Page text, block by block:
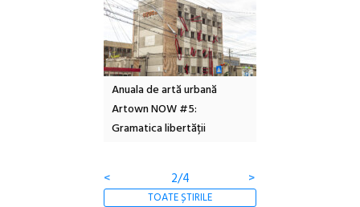
Anuala de artă urbană
Artown NOW #5:
Gramatica libertății
< 2/4 >
TOATE ȘTIRILE